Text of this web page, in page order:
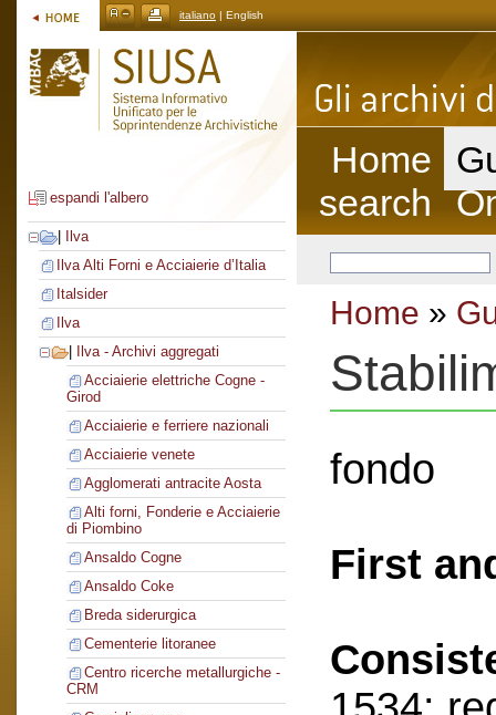
italiano | English
espandi l'albero
Ilva
Ilva Alti Forni e Acciaierie d’Italia
Italsider
Ilva
Ilva - Archivi aggregati
Acciaierie elettriche Cogne -
Girod
Acciaierie e ferriere nazionali
Acciaierie venete
Agglomerati antracite Aosta
Alti forni, Fonderie e Acciaierie
di Piombino
Ansaldo Cogne
Ansaldo Coke
Breda siderurgica
Cementerie litoranee
Centro ricerche metallurgiche -
CRM
Home
search
Home »
fondo
First